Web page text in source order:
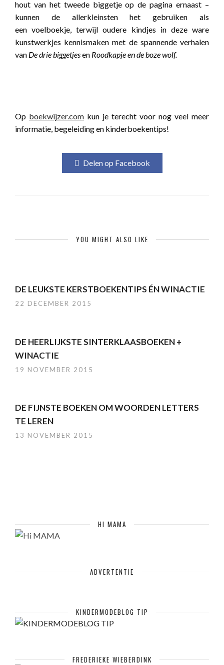
hout van het tweede biggetje op de pagina ernaast –
kunnen de allerkleinsten het gebruiken als
een voelboekje, terwijl oudere kindjes in deze ware
kunstwerkjes kennismaken met de spannende verhalen
van De drie biggetjesen Roodkapje en de boze wolf.
Op boekwijzer.com kun je terecht voor nog veel meer
informatie, begeleiding en kinderboekentips!
Delen op Facebook
YOU MIGHT ALSO LIKE
DE LEUKSTE KERSTBOEKENTIPS ÉN WINACTIE
22 DECEMBER 2015
DE HEERLIJKSTE SINTERKLAASBOEKEN +
WINACTIE
19 NOVEMBER 2015
DE FIJNSTE BOEKEN OM WOORDEN LETTERS
TE LEREN
13 NOVEMBER 2015
HI MAMA
ADVERTENTIE
KINDERMODEBLOG TIP
FREDERIEKE WIEBERDINK